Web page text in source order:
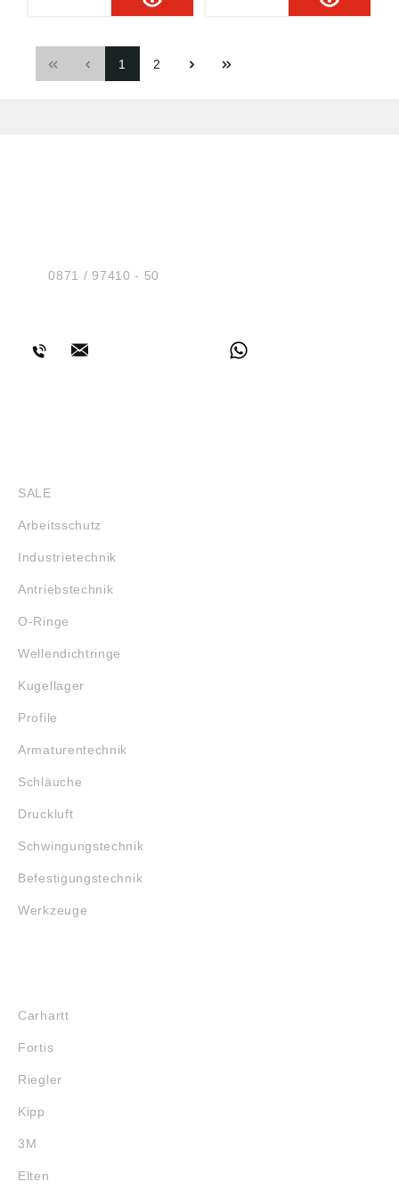
1 2
Tel.:0871 / 97410 - 50
SALE
Arbeitsschutz
Industrietechnik
Antriebstechnik
O-Ringe
Wellendichtringe
Kugellager
Profile
Armaturentechnik
Schläuche
Druckluft
Schwingungstechnik
Befestigungstechnik
Werkzeuge
Carhartt
Fortis
Riegler
Kipp
3M
Elten